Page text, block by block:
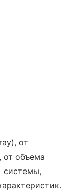
от
от объема
системы,